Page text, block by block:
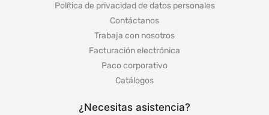
Política de privacidad de datos personales
Contáctanos
Trabaja con nosotros
Facturación electrónica
Paco corporativo
Catálogos
¿Necesitas asistencia?